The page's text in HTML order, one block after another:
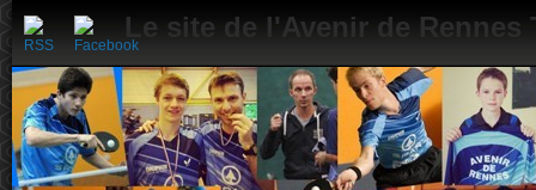
Le site de l'Avenir de Rennes